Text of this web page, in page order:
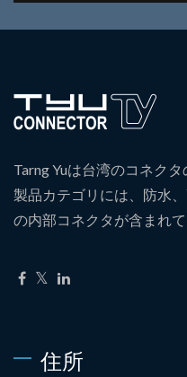
Tarng Yuは台湾のコネク
製品カテゴリには、防水
の内部コネクタが含まれて
住所